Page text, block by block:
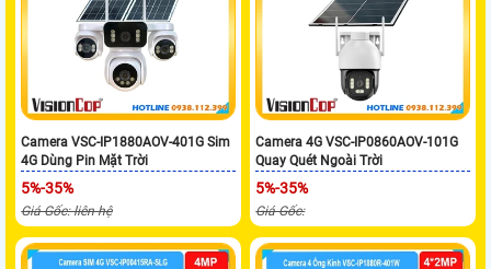
Camera VSC-IP1880AOV-401G Sim
4G Dùng Pin Mặt Trời
5%-35%
Giá Gốc: liên hệ
Camera 4G VSC-IP0860AOV-101G
Quay Quét Ngoài Trời
5%-35%
Giá Gốc: